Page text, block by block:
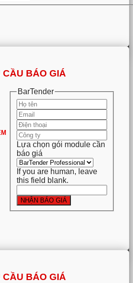
CẦU BÁO GIÁ
BarTender
Lựa chọn gói module cần
báo giá
If you are human, leave
this field blank.
NHẬN BÁO GIÁ
CẦU BÁO GIÁ